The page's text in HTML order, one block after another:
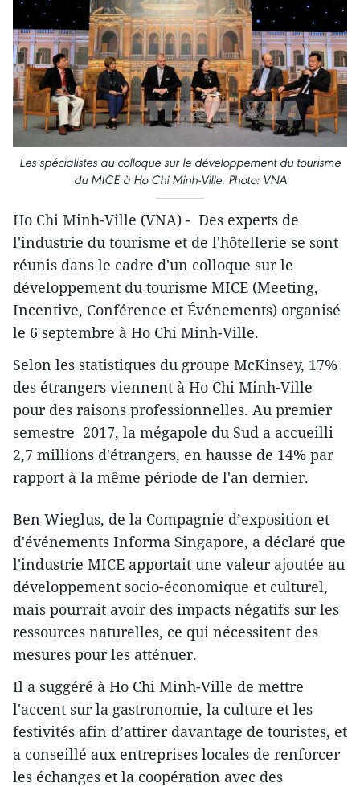
Les spécialistes au colloque sur le développement du tourisme
du MICE à Ho Chi Minh-Ville. Photo: VNA
Ho Chi Minh-Ville (VNA) - Des experts de
l'industrie du tourisme et de l'hôtellerie se sont
réunis dans le cadre d'un colloque sur le
développement du tourisme MICE (Meeting,
Incentive, Conférence et Événements) organisé
le 6 septembre à Ho Chi Minh-Ville.
Selon les statistiques du groupe McKinsey, 17%
des étrangers viennent à Ho Chi Minh-Ville
pour des raisons ​professionnelles. Au premier
semestre 2017, la mégapole du Sud a accueilli
2,7 millions d​'étrangers, en hausse de 14% par
rapport à la même période de l'an dernier.
Ben Wieglus, de la Compagnie d’exposition et
d'événements Informa Singapore, a déclaré que
l'industrie MICE apportait une valeur ajoutée au
développement socio-économique et culturel,
mais pou​rrait ​avoir des impacts négatifs sur les
ressources naturelles, ce qui nécessitent des
mesures pour ​les atténuer.
Il a suggéré à Ho Chi Minh-Ville de mettre
l'accent sur la gastronomie, la culture et les
festivités afin d’attirer davantage de touristes, et
a conseillé aux entreprises locales de renforcer
les échanges et l​a coopération avec des